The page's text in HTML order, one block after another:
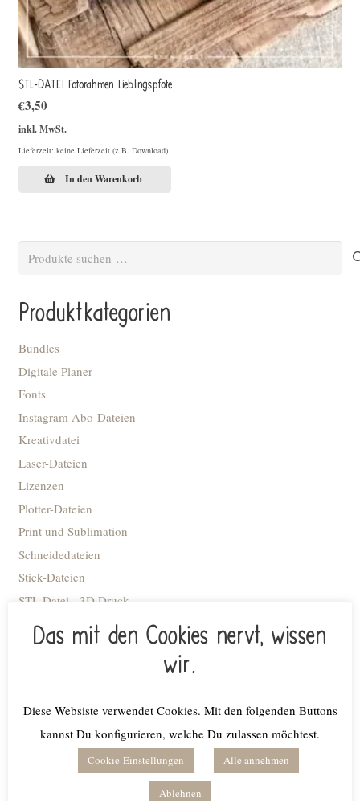
STL-DATEI Fotorahmen Lieblingspfote
€3,50
inkl. MwSt.
Lieferzeit: keine Lieferzeit (z.B. Download)
In den Warenkorb
Suchen
Produktkategorien
Bundles
Digitale Planer
Fonts
Instagram Abo-Dateien
Kreativdatei
Laser-Dateien
Lizenzen
Plotter-Dateien
Print und Sublimation
Schneidedateien
Stick-Dateien
STL Datei - 3D Druck
Advent
Anhänger
Deko Kacheln
Deko-Flaschenöffner
Deko-Ringe
Das mit den Cookies nervt, wissen
wir.
Diese Websiste verwendet Cookies. Mit den folgenden Buttons
kannst Du konfigurieren, welche Du zulassen möchtest.
Cookie-Einstellungen Alle annehmen
Ablehnen